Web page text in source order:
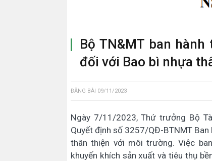
Bộ TN&MT ban
đối với Bao bì nhựa
ĐĂNG BÀI 09/11/2023
Ngày 7/11/2023, Thứ trưởng Bộ
Quyết định số 3257/QĐ-BTNMT
thân thiện với môi trường. Việc
khuyến khích sản xuất và tiêu thụ